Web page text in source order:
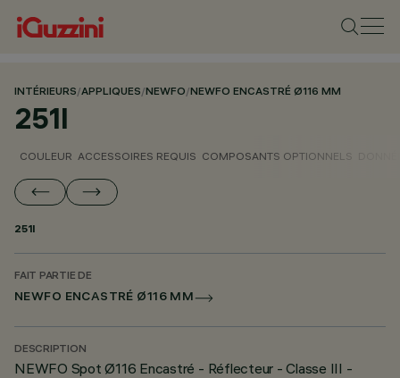
INTÉRIEURS/APPLIQUES/NEWFO/NEWFO ENCASTRÉ Ø116 MM
251I
COULEUR ACCESSOIRES REQUIS COMPOSANTS OPTIONNELS
251I
FAIT PARTIE DE
NEWFO ENCASTRÉ Ø116 MM
DESCRIPTION
NEWFO Spot Ø116 Encastré - Réflecteur - Classe III -